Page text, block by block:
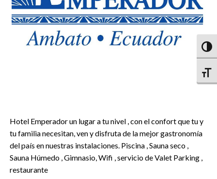
Hotel Emperador un lugar a tu nivel , con el confort que tu y
tu familia necesitan, ven y disfruta de la mejor gastronomía
del país en nuestras instalaciones. Piscina , Sauna seco ,
Sauna Húmedo , Gimnasio, Wifi , servicio de Valet Parking ,
restaurante